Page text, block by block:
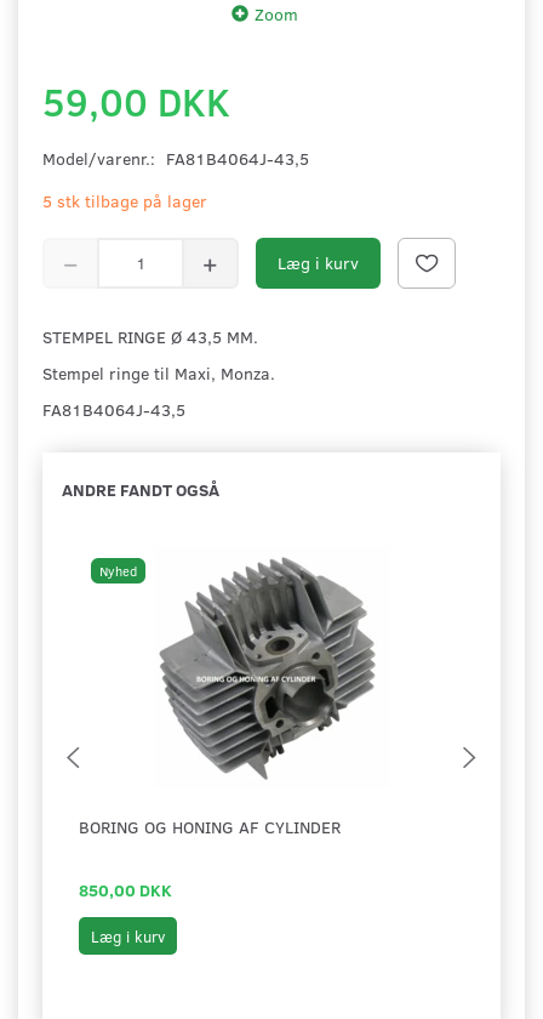
Zoom
59,00 DKK
Model/varenr.: FA81B4064J-43,5
5 stk tilbage på lager
Læg i kurv
STEMPEL RINGE Ø 43,5 MM.
Stempel ringe til Maxi, Monza.
FA81B4064J-43,5
ANDRE FANDT OGSÅ
Nyhed
BORING OG HONING AF CYLINDER
850,00 DKK
Læg i kurv